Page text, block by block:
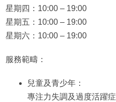
星期四：10:00 – 19:00
星期五：10:00 – 19:00
星期六：10:00 – 19:00
服務範疇：
兒童及青少年：
專注力失調及過度活躍症